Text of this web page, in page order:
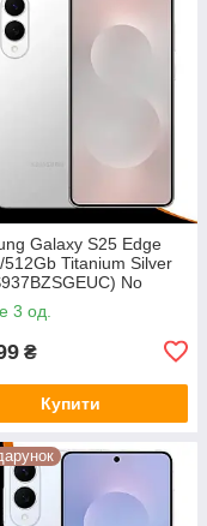
Galaxy S25 Edge
512Gb Titanium Silver
No
UA UCRF
3 од.
₴
Купити